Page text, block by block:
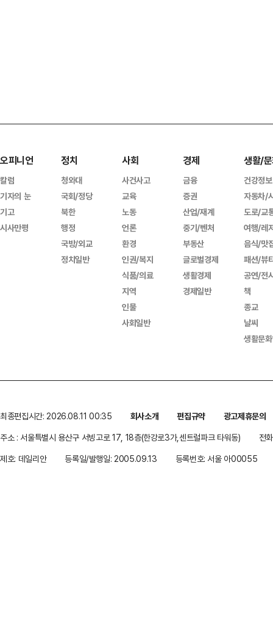
오피니언
칼럼
기자의 눈
기고
시사만평
정치
청와대
국회/정당
북한
행정
국방/외교
정치일반
사회
사건사고
교육
노동
언론
환경
인권/복지
식품/의료
지역
인물
사회일반
경제
금융
증권
산업/재계
중기/벤처
부동산
글로벌경제
생활경제
경제일반
생활/
건강정보
자동차/
도로/교
여행/레
음식/맛
패션/뷰
공연/전
책
종교
날씨
생활문
최종편집시간: 2026.08.11 00:35 회사소개 편집규약
광고제휴문의
주소 : 서울특별시 용산구 서빙고로 17, 18층(한강로3가,센트럴파크 타워동)
전
제호: 데일리안
등록일/발행일: 2005.09.13 등록번호: 서울 아00055